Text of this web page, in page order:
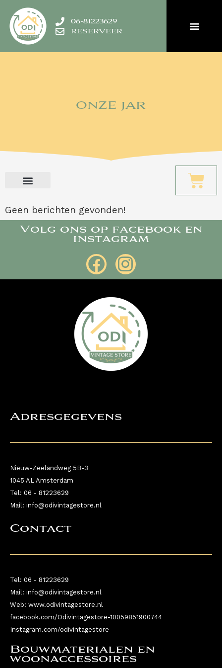
06-81223629
RESERVEER
ONZE JAR
Geen berichten gevonden!
Volg ons op facebook en
instagram
Adresgegevens
Nieuw-Zeelandweg 5B-3
1045 AL Amsterdam
Tel: 06 - 81223629
Mail: info@odivintagestore.nl
Contact
Tel: 06 - 81223629
Mail: info@odivintagestore.nl
Web: www.odivintagestore.nl
facebook.com/Odivintagestore-10059851900744
Instagram.com/odivintagestore
Bouwmaterialen en
woonaccessoires ​